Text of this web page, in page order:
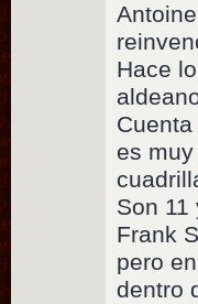
Hace
es
Son
Frank
pero
dentro